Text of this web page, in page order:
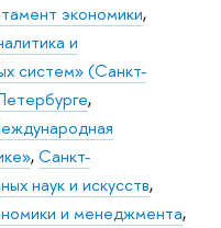
экономики,
и
систем» (Санкт-
,
,Санкт-
наук и искусств,
и менеджмента,